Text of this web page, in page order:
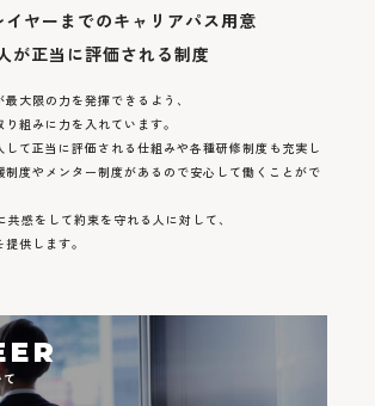
ヤーまでのキャリアパス用意
が正当に評価される制度
大限の力を発揮できるよう、
組みに力を入れています。
して正当に評価される仕組みや各種研修制度も充実し
制度やメンター制度があるので安心して働くことがで
共感をして約束を守れる人に対して、
供します。
て